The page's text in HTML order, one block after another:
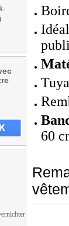
60